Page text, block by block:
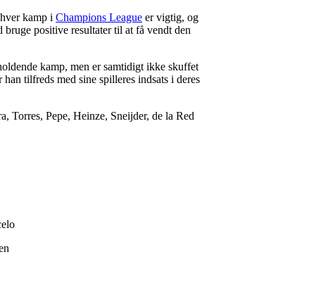
hver kamp iChampions League er vigtig, og
positive resultater til at få vendt den
kamp, men er samtidigt ikke skuffet
tilfreds med sine spilleres indsats i deres
Torres, Pepe, Heinze, Sneijder, de la Red